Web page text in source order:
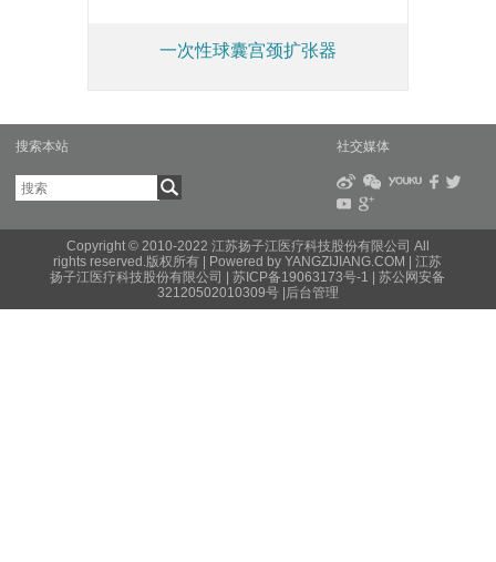
一次性球囊宫颈扩张器
搜索本站 社交媒体
Copyright © 2010-2022 江苏扬子江医疗科技股份有限公司 All
rights reserved.版权所有 |
Powered by YANGZIJIANG.COM
| 江苏
扬子江医疗科技股份有限公司 |
苏ICP备19063173号-1 |苏公网安备
32120502010309号| 后台管理